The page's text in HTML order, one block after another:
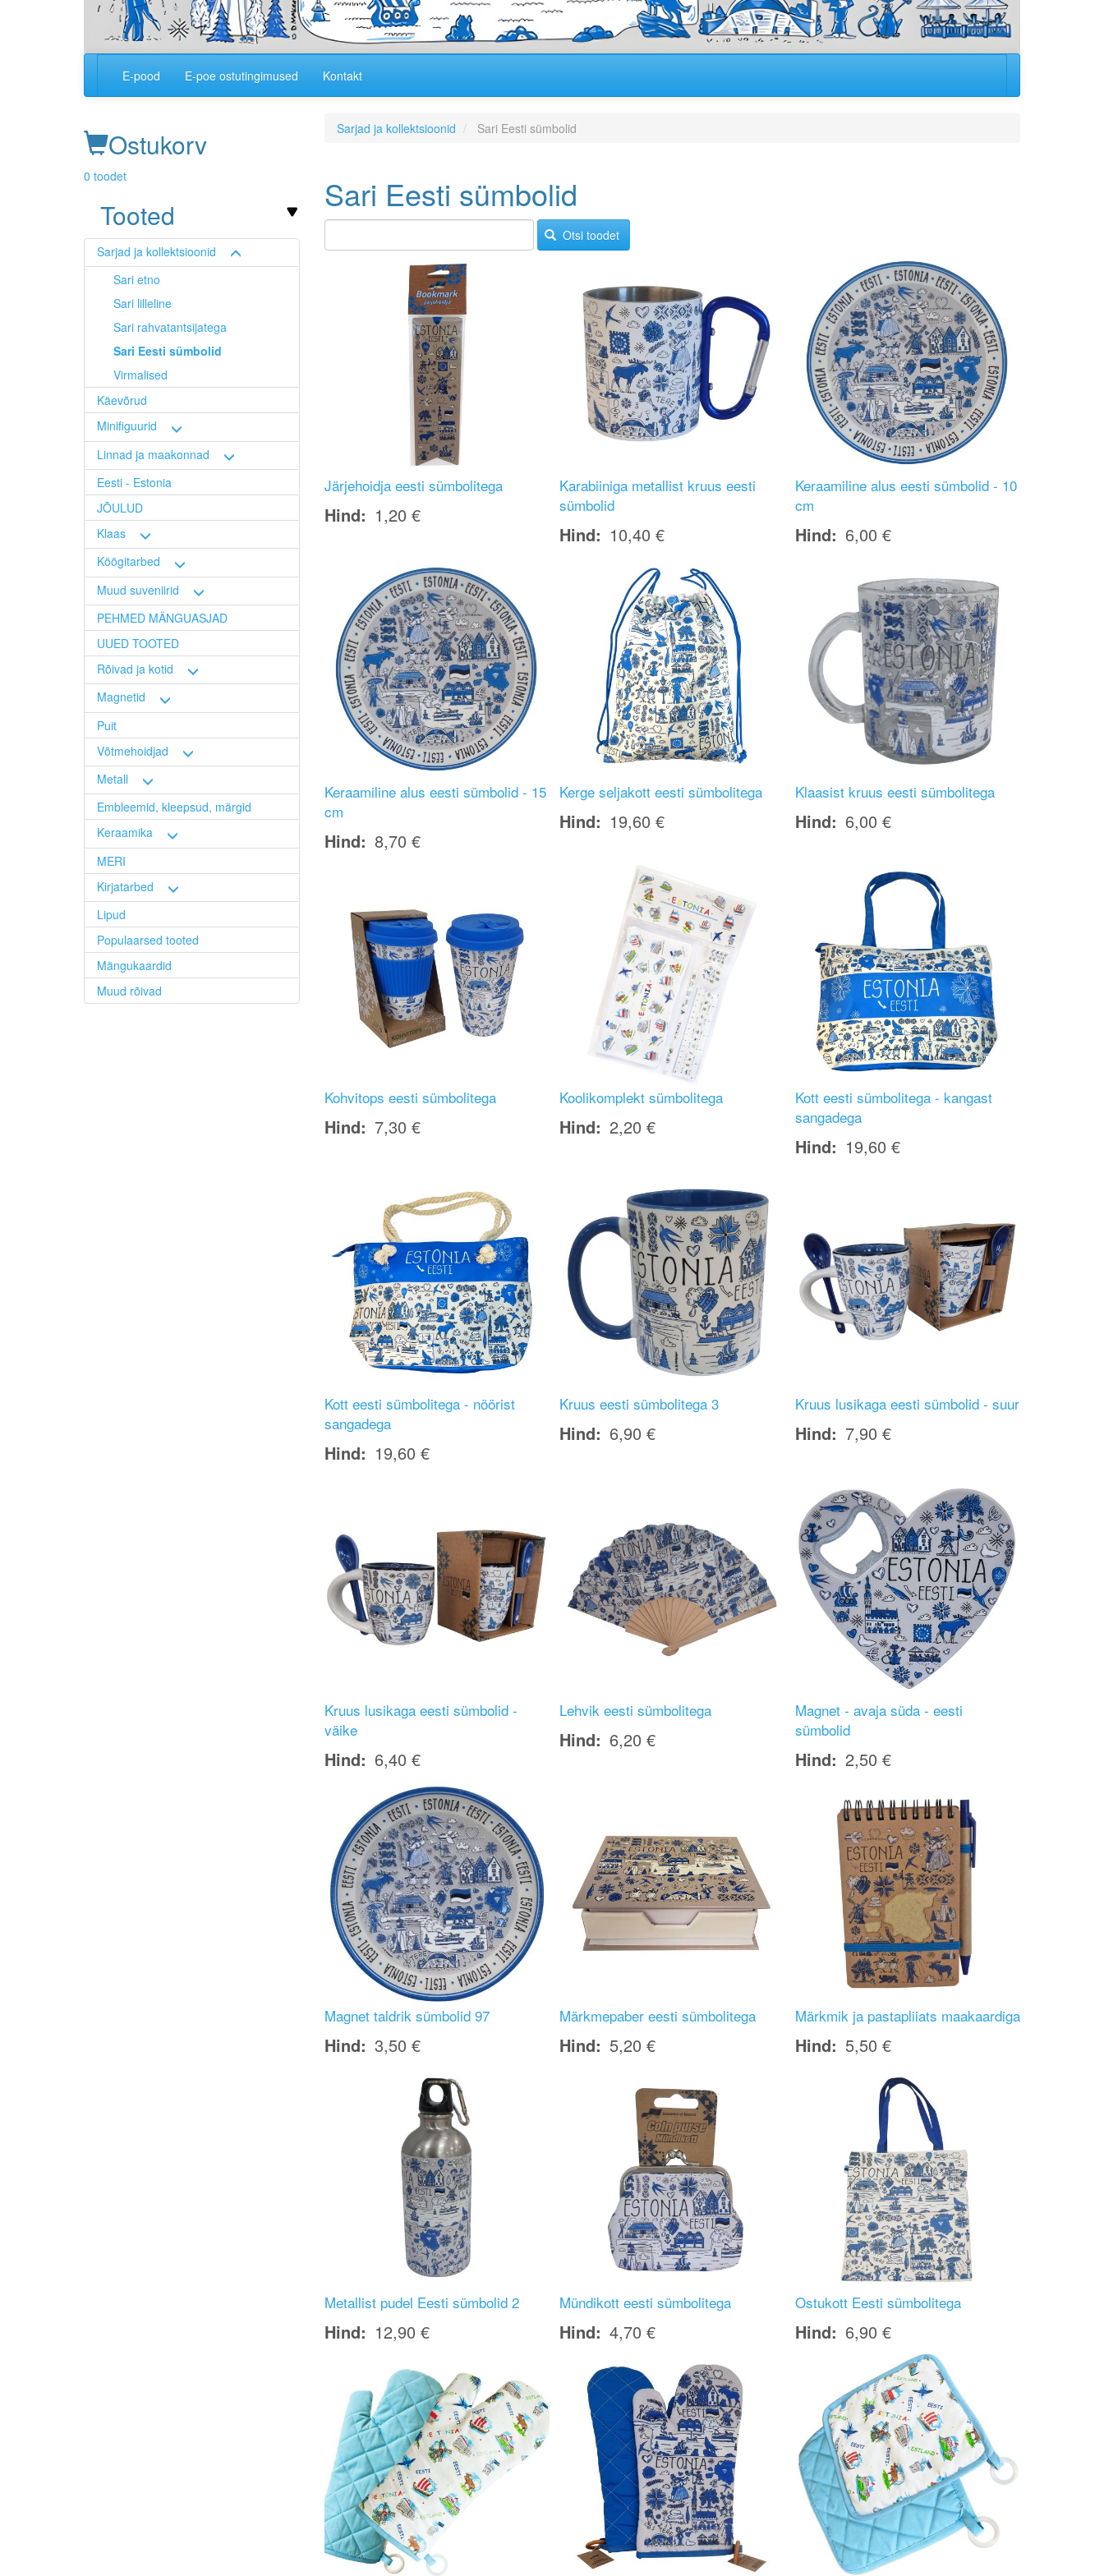
Main
E-pood E-poe ostutingimused Kontakt
Ostukorv
0 toodet
Tooted
Sarjad ja kollektsioonid
Sari etno
Sari lilleline
Sari rahvatantsijatega
Sari Eesti sümbolid
Virmalised
Käevõrud
Minifiguurid
Linnad ja maakonnad
Eesti - Estonia
JÕULUD
Klaas
Köögitarbed
Muud suveniirid
PEHMED MÄNGUASJAD
UUED TOOTED
Rõivad ja kotid
Magnetid
Puit
Võtmehoidjad
Metall
Embleemid, kleepsud, märgid
Keraamika
MERI
Kirjatarbed
Lipud
Populaarsed tooted
Mängukaardid
Muud rõivad
Sarjad ja kollektsioonid Sari Eesti sümbolid
Sari Eesti sümbolid
Otsi toodet
Järjehoidja eesti sümbolitega
Hind 1,20 €
Karabiiniga metallist kruus eesti
sümbolid
Hind 10,40 €
Keraamiline alus eesti sümbolid - 10
cm
Hind 6,00 €
Keraamiline alus eesti sümbolid - 15
cm
Hind 8,70 €
Kerge seljakott eesti sümbolitega
Hind 19,60 €
Klaasist kruus eesti sümbolitega
Hind 6,00 €
Kohvitops eesti sümbolitega
Hind 7,30 €
Koolikomplekt sümbolitega
Hind 2,20 €
Kott eesti sümbolitega - kangast
sangadega
Hind 19,60 €
Kott eesti sümbolitega - nöörist
sangadega
Hind 19,60 €
Kruus eesti sümbolitega 3
Hind 6,90 €
Kruus lusikaga eesti sümbolid - suur
Hind 7,90 €
Kruus lusikaga eesti sümbolid -
väike
Hind 6,40 €
Lehvik eesti sümbolitega
Hind 6,20 €
Magnet - avaja süda - eesti
sümbolid
Hind 2,50 €
Magnet taldrik sümbolid 97
Hind 3,50 €
Märkmepaber eesti sümbolitega
Hind 5,20 €
Märkmik ja pastapliiats maakaardiga
Hind 5,50 €
Metallist pudel Eesti sümbolid 2
Hind 12,90 €
Mündikott eesti sümbolitega
Hind 4,70 €
Ostukott Eesti sümbolitega
Hind 6,90 €